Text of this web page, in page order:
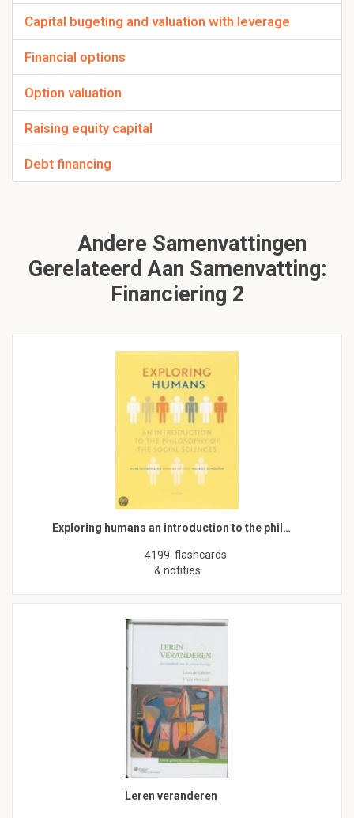
Capital bugeting and valuation with leverage
Financial options
Option valuation
Raising equity capital
Debt financing
Andere Samenvattingen
Gerelateerd Aan Samenvatting:
Financiering 2
Exploring humans an introduction to the phil…
4199 flashcards
& notities
Leren veranderen